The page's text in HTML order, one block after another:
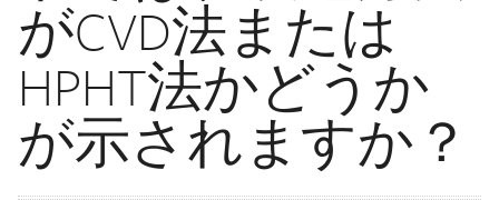
がCVD法または
HPHT法かどうか
が示されますか？